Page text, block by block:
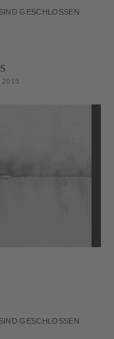
GESCHLOSSEN
2015
GESCHLOSSEN